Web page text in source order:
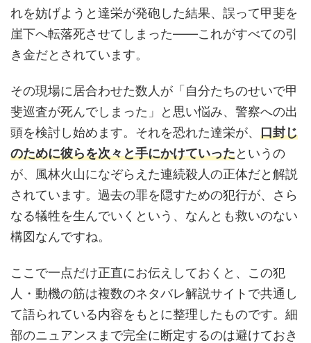
れを妨げようと達栄が発砲した結果、誤って甲斐を
崖下へ転落死させてしまった——これがすべての引
き金だとされています。
その現場に居合わせた数人が「自分たちのせいで甲
斐巡査が死んでしまった」と思い悩み、警察への出
頭を検討し始めます。それを恐れた達栄が、 口封じ
のために彼らを次々と手にかけていったというの
が、風林火山になぞらえた連続殺人の正体だと解説
されています。過去の罪を隠すための犯行が、さら
なる犠牲を生んでいくという、なんとも救いのない
構図なんですね。
ここで一点だけ正直にお伝えしておくと、この犯
人・動機の筋は複数のネタバレ解説サイトで共通し
て語られている内容をもとに整理したものです。細
部のニュアンスまで完全に断定するのは避けておき